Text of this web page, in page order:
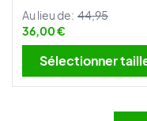
Au lieu de: 44,95
36,00 €
Sélectionner